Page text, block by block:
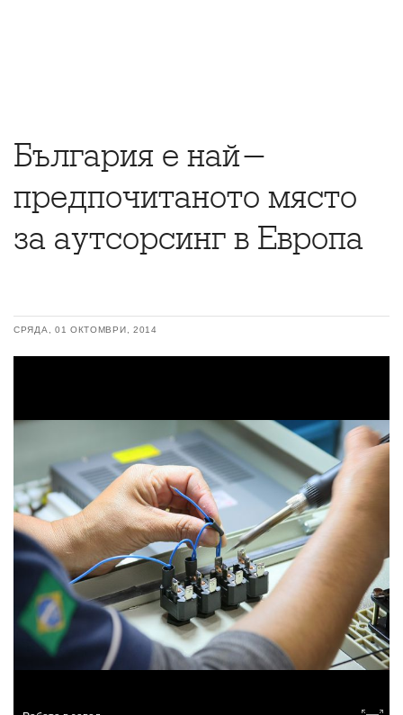
България е най-
предпочитаното място
за аутсорсинг в Европа
СРЯДА, 01 ОКТОМВРИ, 2014